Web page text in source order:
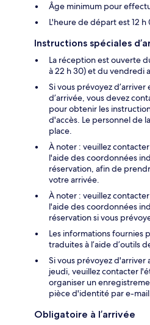
Âge minimum pour
L'heure de départ est 12 h
Instructions spéciales
La réception est ouverte
à 22 h 30) et du vendredi
Si vous prévoyez
d’arrivée, vous devez
pour obtenir les
d'accès. Le personnel de
place.
À noter : veuillez
l'aide des coordonnées
réservation, afin de
votre arrivée.
À noter : veuillez
l'aide des coordonnées
réservation si vous
Les informations fournies
traduites à l’aide d’outils
Si vous prévoyez d'arriver
jeudi, veuillez contacter
organiser un
pièce d'identité par e-
Obligatoire à l’arrivée